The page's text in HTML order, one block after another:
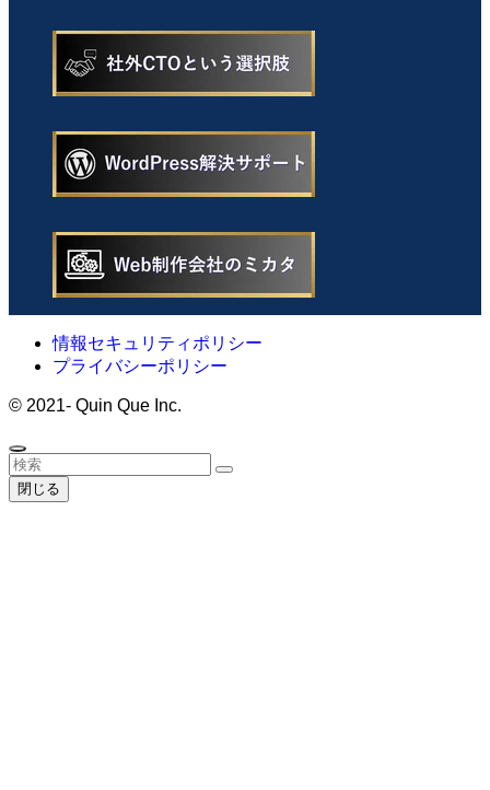
情報セキュリティポリシー
プライバシーポリシー
© 2021- Quin Que Inc.
閉じる